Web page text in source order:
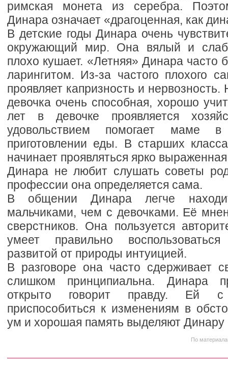
римская монета из серебра.
Динара означает «драгоценная, как
В детские годы Динара очень
окружающий мир. Она вялый и
плохо кушает. «Летняя» Динара часто
ларингитом. Из-за частого плохого
проявляет капризность и
девочка очень способная, хорошо
лет в девочке проявляется
удовольствием помогает
приготовлении еды. В старших
начинает проявляться ярко
Динара не любит слушать советы
профессии она определяется сама.
В общении Динара легче
мальчиками, чем с девочками. Её
сверстников. Она пользуется
умеет правильно
развитой от природы интуицией.
В разговоре она часто сдерживает
слишком принципиальна. Динара
открыто говорит правду. Ей с
приспособиться к изменениям в
ум и хорошая память выделяют Динару
По